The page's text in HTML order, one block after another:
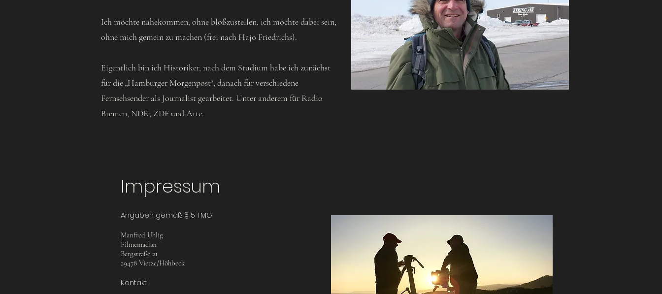
Ich möchte nahekommen, ohne bloßzustellen, ich möchte dabei sein,
ohne mich gemein zu machen (frei nach Hajo Friedrichs).
Eigentlich bin ich Historiker, nach dem Studium habe ich zunächst
für die „Hamburger Morgenpost“, danach für verschiedene
Fernsehsender als Journalist gearbeitet. Unter anderem für Radio
Bremen, NDR, ZDF und Arte.
Impressum
Angaben gemäß § 5 TMG
Manfred Uhlig
Filmemacher
Bergstraße 21
29478 Vietze/Höhbeck
Kontakt